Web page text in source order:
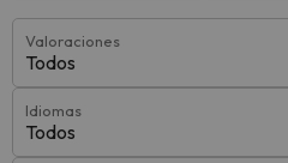
Valoraciones
Todos
Idiomas
Todos